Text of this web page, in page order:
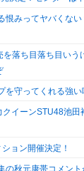
恨みってヤバくな
を落ち目落ち目い
を守ってくれる強い
クイーンSTU48池田
ョン開催決定！
の秋元康帯コメン